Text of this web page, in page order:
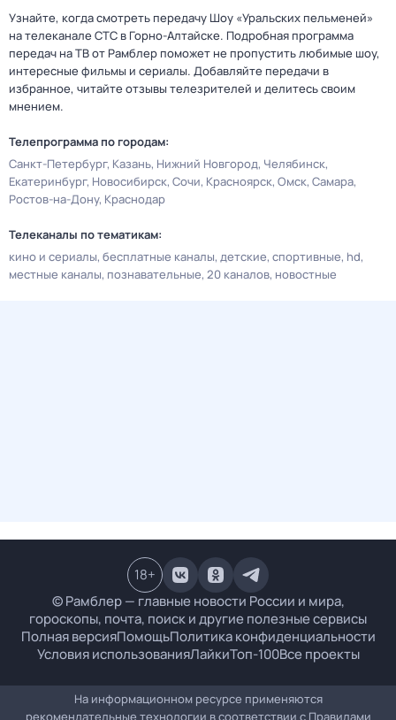
Узнайте, когда смотреть передачу Шоу «Уральских пельменей»
на телеканале СТС в Горно-Алтайске. Подробная программа
передач на ТВ от Рамблер поможет не пропустить любимые шоу,
интересные фильмы и сериалы. Добавляйте передачи в
избранное, читайте отзывы телезрителей и делитесь своим
мнением.
Телепрограмма по городам:
Санкт-Петербург Казань Нижний Новгород Челябинск
Екатеринбург Новосибирск Сочи Красноярск Омск Самара
Ростов-на-Дону Краснодар
Телеканалы по тематикам:
кино и сериалы бесплатные каналы детские спортивные hd
местные каналы познавательные 20 каналов новостные
© Рамблер — главные новости России и мира,
гороскопы, почта, поиск и другие полезные сервисы
Полная версияПомощьПолитика конфиденциальности
Условия использованияЛайкиТоп-100Все проекты
18+
На информационном ресурсе применяются
рекомендательные технологии в соответствии с Правилами